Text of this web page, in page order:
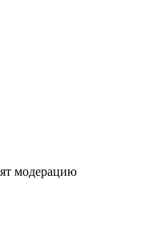
модерацию